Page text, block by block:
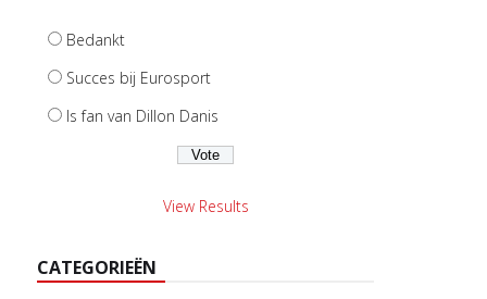
Bedankt
Succes bij Eurosport
Is fan van Dillon Danis
View Results
CATEGORIEËN